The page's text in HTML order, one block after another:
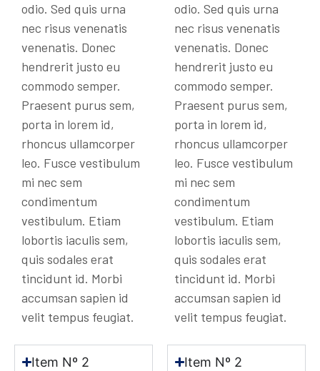
odio. Sed quis urna
nec risus venenatis
venenatis. Donec
hendrerit justo eu
commodo semper.
Praesent purus sem,
porta in lorem id,
rhoncus ullamcorper
leo. Fusce vestibulum
mi nec sem
condimentum
vestibulum. Etiam
lobortis iaculis sem,
quis sodales erat
tincidunt id. Morbi
accumsan sapien id
velit tempus feugiat.
Item Nº 2
odio. Sed quis urna
nec risus venenatis
venenatis. Donec
hendrerit justo eu
commodo semper.
Praesent purus sem,
porta in lorem id,
rhoncus ullamcorper
leo. Fusce vestibulum
mi nec sem
condimentum
vestibulum. Etiam
lobortis iaculis sem,
quis sodales erat
tincidunt id. Morbi
accumsan sapien id
velit tempus feugiat.
Item Nº 2